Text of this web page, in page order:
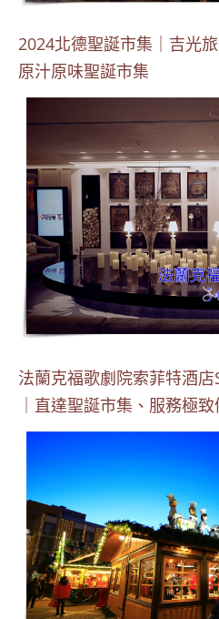
2024北德聖誕市集｜吉光
原汁原味聖誕市集
法蘭克福歌劇院索菲特酒
｜直達聖誕市集、服務極